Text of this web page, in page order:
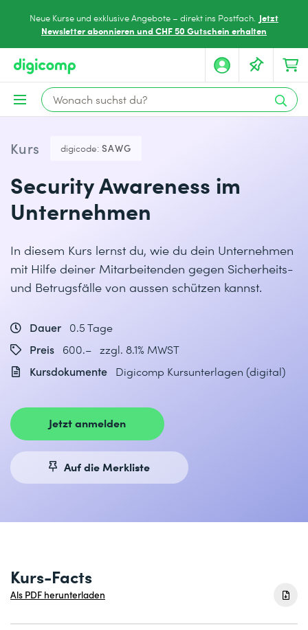
Neue Kurse und exklusive Angebote – direkt ins Postfach. Jetzt
Newsletter abonnieren und CHF 50 Gutschein erhalten
Kurs digicode: SAWG
Security Awareness im
Unternehmen
In diesem Kurs lernst du, wie du dein Unternehmen
mit Hilfe deiner Mitarbeitenden gegen Sicherheits-
und Betrugsfälle von aussen schützen kannst.
Dauer
0.5 Tage
Preis
600.– zzgl. 8.1% MWST
Kursdokumente
Digicomp Kursunterlagen (digital)
Jetzt anmelden
Auf die Merkliste
Kurs-Facts
Als PDF herunterladen